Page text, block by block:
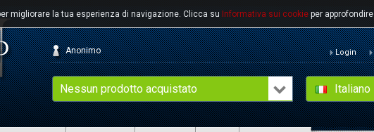
migliorare la tua esperienza di navigazione. Clicca su Informativa sui cookie per approfondire
Italiano
Nessun prodotto acquistato
Anonimo Login